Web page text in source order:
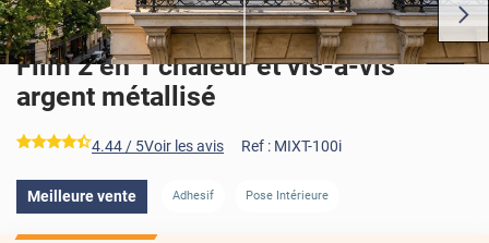
Film 2 en 1 chaleur et vis-à-vis
argent métallisé
*****
4.44 / 5Voir les avis Ref : MIXT-100i
Meilleure vente Adhesif Pose Intérieure